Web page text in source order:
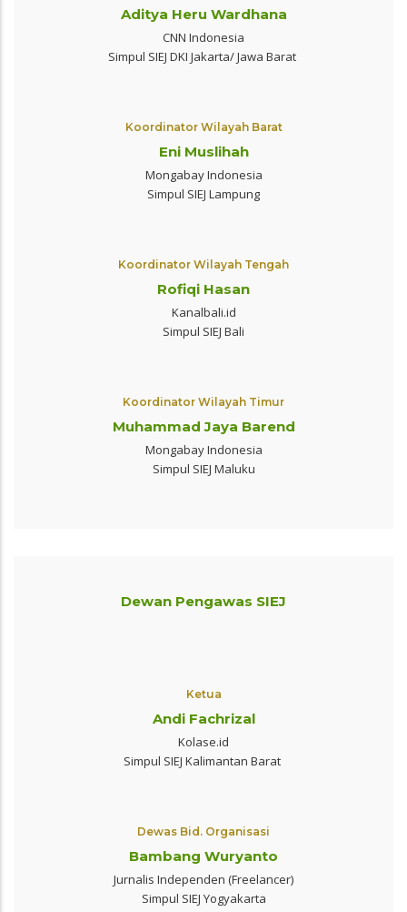
Aditya Heru Wardhana
CNN Indonesia
Simpul SIEJ DKI Jakarta/ Jawa Barat
Koordinator Wilayah Barat
Eni Muslihah
Mongabay Indonesia
Simpul SIEJ Lampung
Koordinator Wilayah Tengah
Rofiqi Hasan
Kanalbali.id
Simpul SIEJ Bali
Koordinator Wilayah Timur
Muhammad Jaya Barend
Mongabay Indonesia
Simpul SIEJ Maluku
Dewan Pengawas SIEJ
Ketua
Andi Fachrizal
Kolase.id
Simpul SIEJ Kalimantan Barat
Dewas Bid. Organisasi
Bambang Wuryanto
Jurnalis Independen (Freelancer)
Simpul SIEJ Yogyakarta